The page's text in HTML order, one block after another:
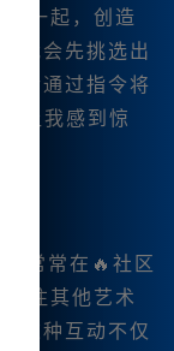
一起，创造
我会先挑选出
后通过指令将
让我感到惊
常常在🔥社区
注其他艺术
这种互动不仅